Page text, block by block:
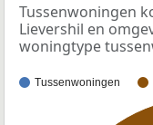
Tussenwoningen
Lievershil en
woningtype
Tussenwoningen